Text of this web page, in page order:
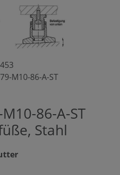
M10-86-A-ST
86-A-ST
Stahl